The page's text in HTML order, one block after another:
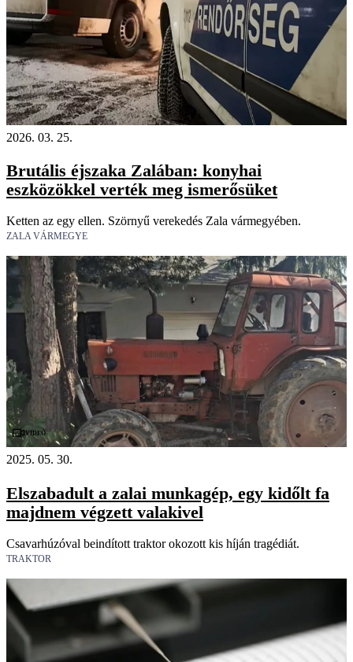
2026. 03. 25.
Brutális éjszaka Zalában: konyhai
eszközökkel verték meg ismerősüket
Ketten az egy ellen. Szörnyű verekedés Zala vármegyében.
ZALA VÁRMEGYE
Videó
2025. 05. 30.
Elszabadult a zalai munkagép, egy kidőlt fa
majdnem végzett valakivel
Csavarhúzóval beindított traktor okozott kis híján tragédiát.
TRAKTOR